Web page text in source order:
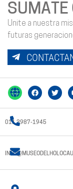
SUMATE
Unite a nuestra
futuras
011 3987-1945